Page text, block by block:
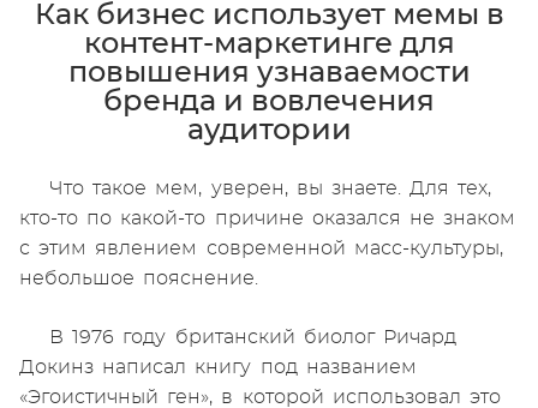
Как бизнес использует мемы в
контент-маркетинге для
повышения узнаваемости
бренда и вовлечения
аудитории
Что такое мем, уверен, вы знаете. Для тех,
кто-то по какой-то причине оказался не знаком
с этим явлением современной масс-культуры,
небольшое пояснение.
В 1976 году британский биолог Ричард
Докинз написал книгу под названием
«Эгоистичный ген», в которой использовал это